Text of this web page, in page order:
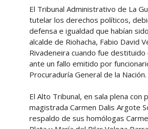
El Tribunal Administrativo de La
tutelar los derechos políticos,
defensa e igualdad que habían
alcalde de Riohacha, Fabio David
Rivadeneira cuando fue destituido
ante un fallo emitido por
Procuraduría General de la Nación.
El Alto Tribunal, en sala plena con
magistrada Carmen Dalis Argote
respaldo de sus homólogas